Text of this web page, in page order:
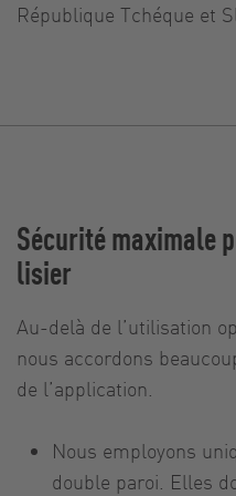
République Tchéque et
Sécurité maximale
lisier
Au-delà de l’utilisation
nous accordons
de l’application.
Nous employons
double paroi. Elles